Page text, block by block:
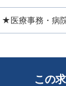
★医療事務・病
この